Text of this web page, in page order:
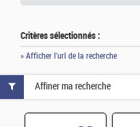
Critères sélectionnés :
» Afficher l'url de la recherche
Affiner ma recherche